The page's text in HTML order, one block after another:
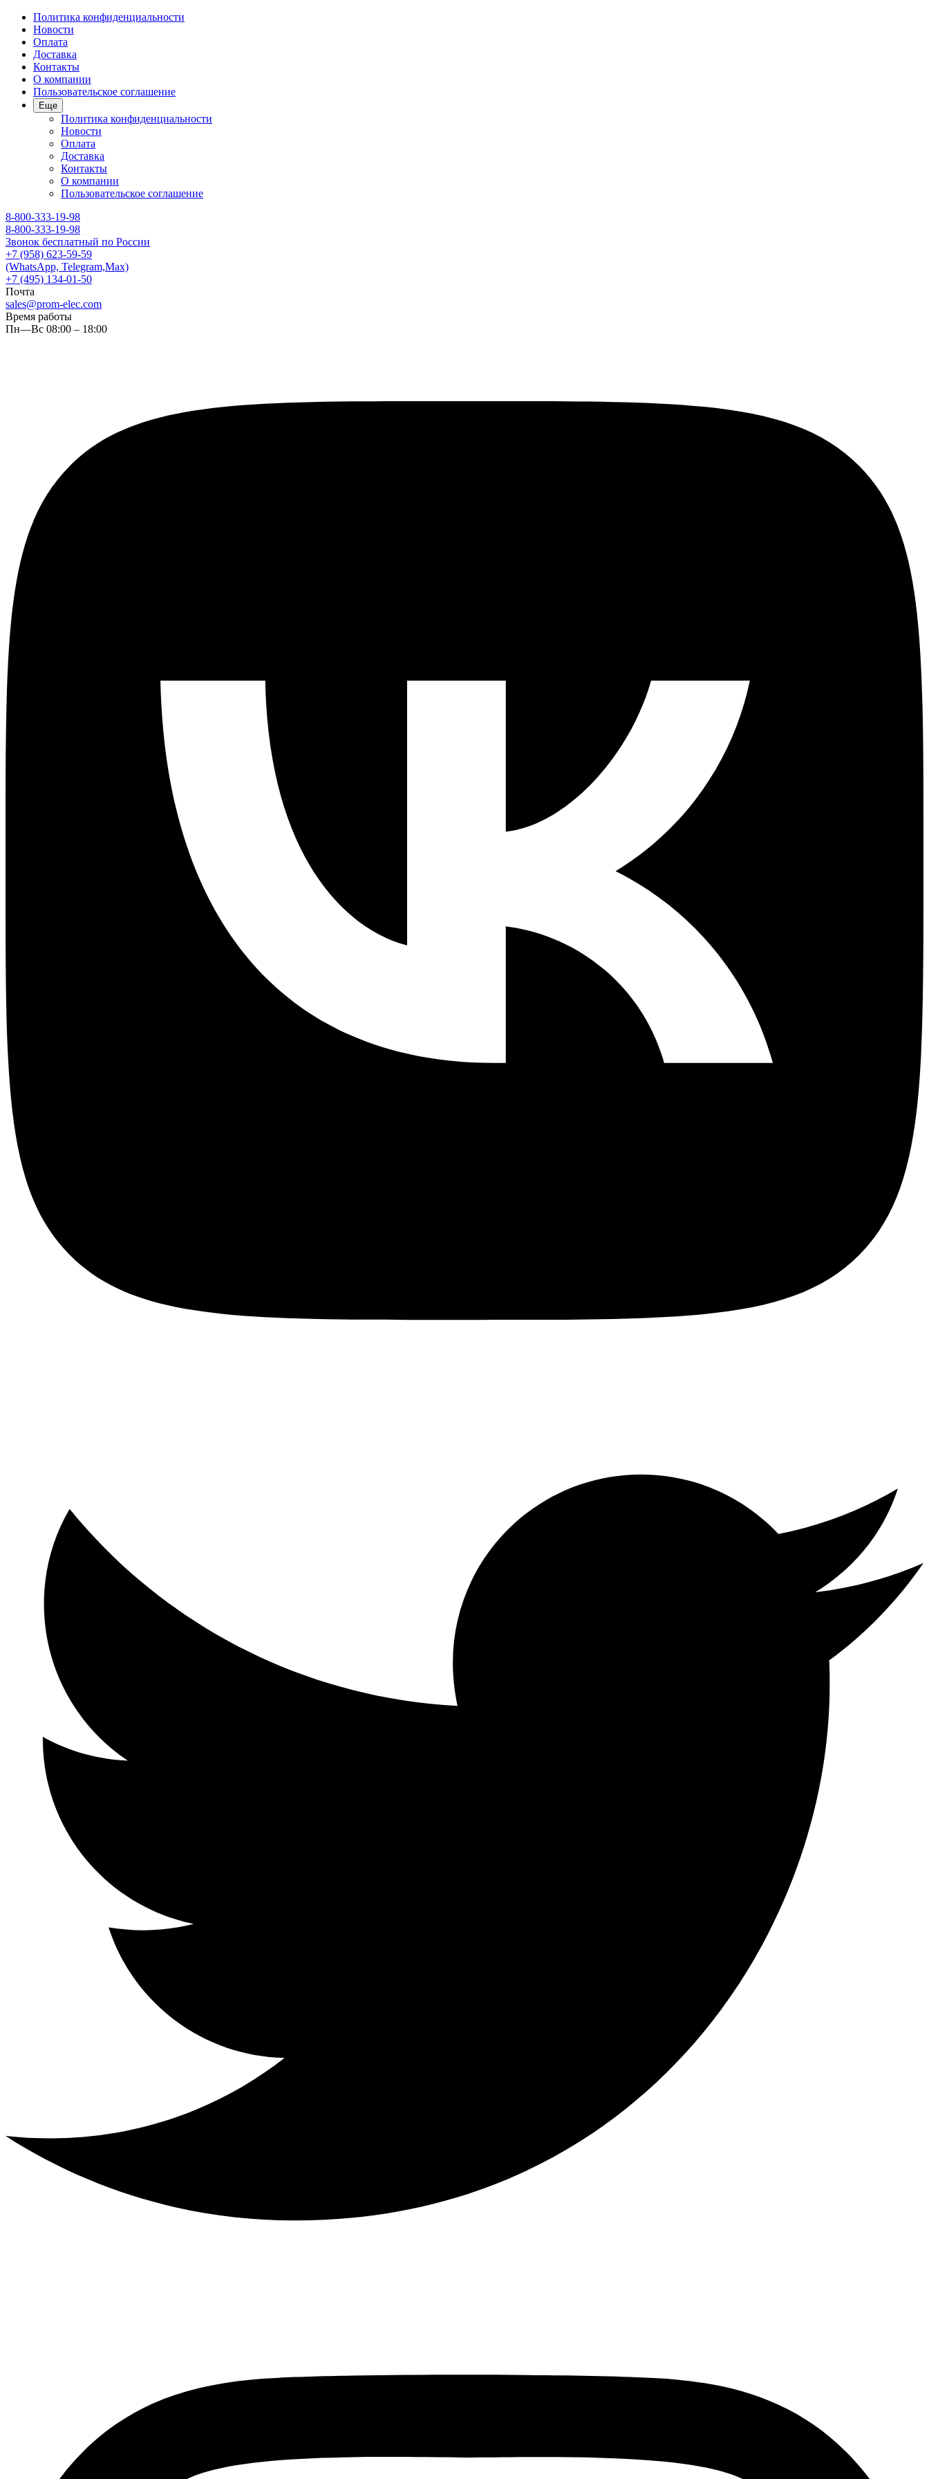
Политика конфиденциальности
Новости
Оплата
Доставка
Контакты
О компании
Пользовательское соглашение
Еще
Политика конфиденциальности
Новости
Оплата
Доставка
Контакты
О компании
Пользовательское соглашение
8-800-333-19-98
8-800-333-19-98
Звонок бесплатный по России
+7 (958) 623-59-59
(WhatsApp, Telegram,Max)
+7 (495) 134-01-50
Почта
sales@prom-elec.com
Время работы
Пн—Вс 08:00 – 18:00